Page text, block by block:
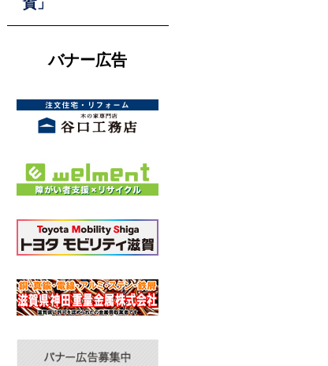
賀」
バナー広告